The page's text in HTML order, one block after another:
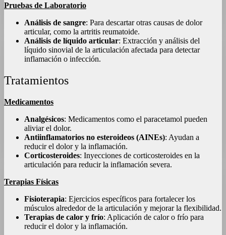
Pruebas de Laboratorio
Análisis de sangre: Para descartar otras causas de dolor
articular, como la artritis reumatoide.
Análisis de líquido articular: Extracción y análisis del
líquido sinovial de la articulación afectada para detectar
inflamación o infección.
Tratamientos
Medicamentos
Analgésicos: Medicamentos como el paracetamol pueden
aliviar el dolor.
Antiinflamatorios no esteroideos (AINEs): Ayudan a
reducir el dolor y la inflamación.
Corticosteroides: Inyecciones de corticosteroides en la
articulación para reducir la inflamación severa.
Terapias Físicas
Fisioterapia: Ejercicios específicos para fortalecer los
músculos alrededor de la articulación y mejorar la flexibilidad.
Terapias de calor y frío: Aplicación de calor o frío para
reducir el dolor y la inflamación.